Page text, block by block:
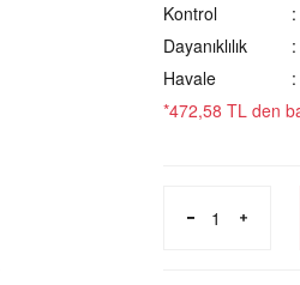
Kontrol
Dayanıklılık
Havale
*472,58 TL den